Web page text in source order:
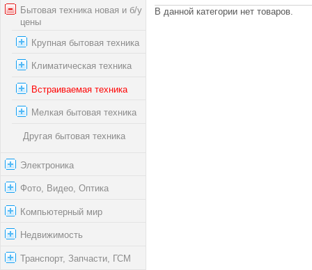
Бытовая техника новая и б/у
цены
Крупная бытовая техника
Климатическая техника
Встраиваемая техника
Мелкая бытовая техника
Другая бытовая техника
Электроника
Фото, Видео, Оптика
Компьютерный мир
Недвижимость
Транспорт, Запчасти, ГСМ
В данной категории нет товаров.